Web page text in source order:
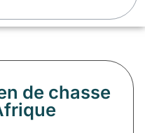
de chasse